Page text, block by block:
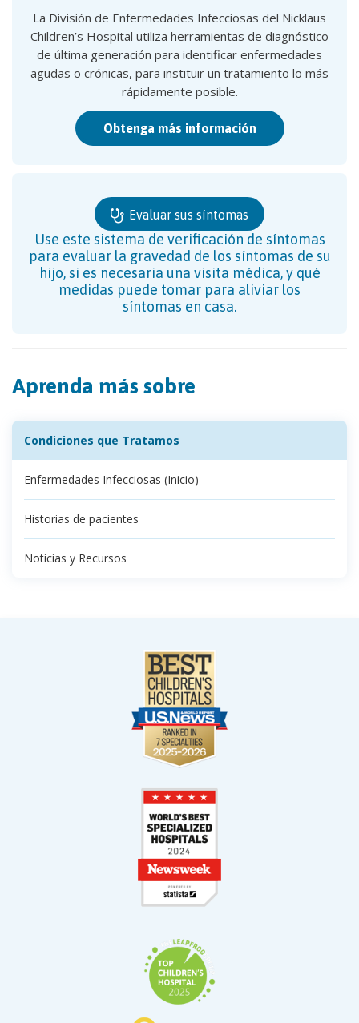
La División de Enfermedades Infecciosas del Nicklaus
Children’s Hospital utiliza herramientas de diagnóstico
de última generación para identificar enfermedades
agudas o crónicas, para instituir un tratamiento lo más
rápidamente posible.
Obtenga más información
Evaluar sus síntomas
Use este sistema de verificación de síntomas
para evaluar la gravedad de los síntomas de su
hijo, si es necesaria una visita médica, y qué
medidas puede tomar para aliviar los
síntomas en casa.
Aprenda más sobre
Condiciones que Tratamos
Enfermedades Infecciosas (Inicio)
Historias de pacientes
Noticias y Recursos